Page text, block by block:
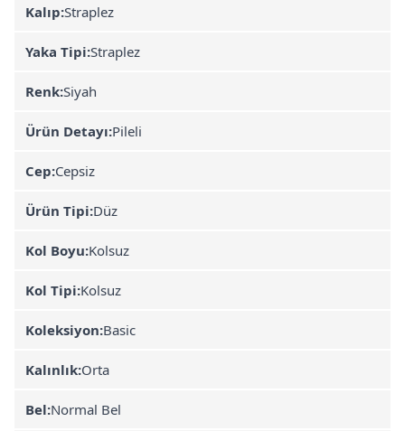
Kalıp:Straplez
Yaka Tipi:Straplez
Renk:Siyah
Ürün Detayı:Pileli
Cep:Cepsiz
Ürün Tipi:Düz
Kol Boyu:Kolsuz
Kol Tipi:Kolsuz
Koleksiyon:Basic
Kalınlık:Orta
Bel:Normal Bel